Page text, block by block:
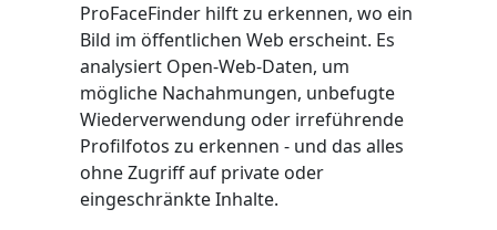
ProFaceFinder hilft zu erkennen, wo ein
Bild im öffentlichen Web erscheint. Es
analysiert Open-Web-Daten, um
mögliche Nachahmungen, unbefugte
Wiederverwendung oder irreführende
Profilfotos zu erkennen - und das alles
ohne Zugriff auf private oder
eingeschränkte Inhalte.